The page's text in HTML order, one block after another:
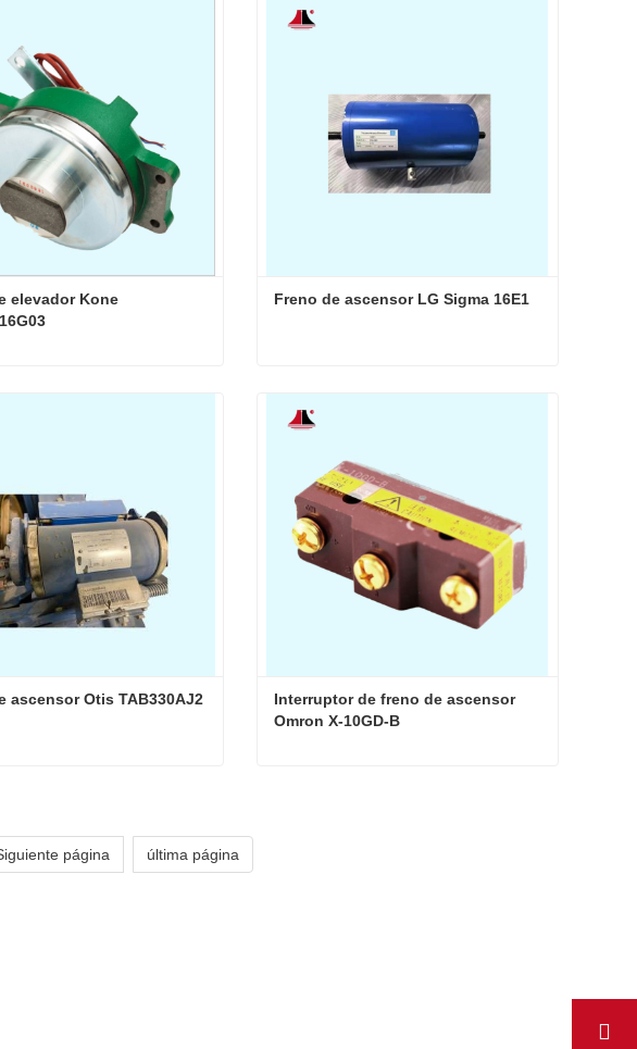
ahora Contacta ahora
elevador Kone
Freno de elevador Kone KM710216G03
ahora
Freno de ascensor LG Sigma 16E1
Freno de ascensor LG Sigma 16E1
Contacta ahora
ascensor Otis TAB330AJ2
Interruptor de freno de ascensor
Omron X-10GD-B
página última página